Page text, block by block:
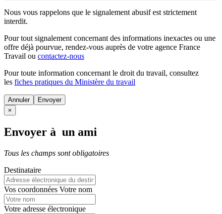
Nous vous rappelons que le signalement abusif est strictement
interdit.
Pour tout signalement concernant des informations inexactes ou une
offre déjà pourvue, rendez-vous auprès de votre agence France
Travail ou contactez-nous
Pour toute information concernant le droit du travail, consultez
les fiches pratiques du Ministère du travail
Annuler
×
Envoyer à un ami
Tous les champs sont obligatoires
Destinataire
Vos coordonnées Votre nom
Votre adresse électronique